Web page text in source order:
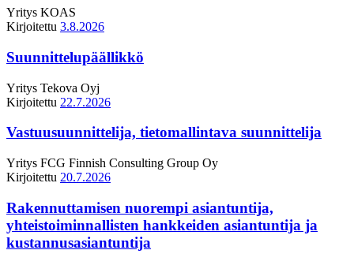
Yritys KOAS
Kirjoitettu 3.8.2026
Suunnittelupäällikkö
Yritys Tekova Oyj
Kirjoitettu 22.7.2026
Vastuusuunnittelija, tietomallintava suunnittelija
Yritys FCG Finnish Consulting Group Oy
Kirjoitettu 20.7.2026
Rakennuttamisen nuorempi asiantuntija,
yhteistoiminnallisten hankkeiden asiantuntija ja
kustannusasiantuntija